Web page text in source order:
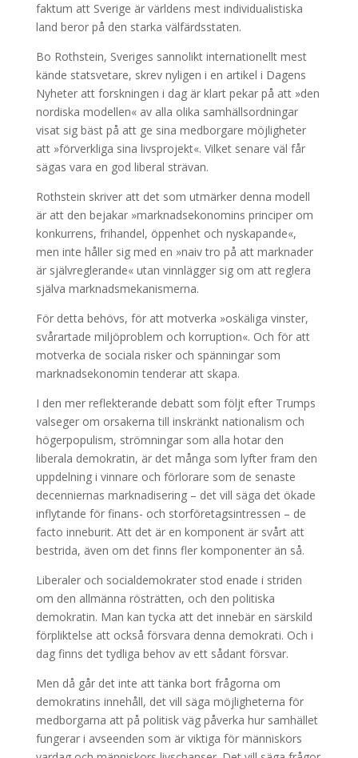
faktum att Sverige är världens mest individualistiska
land beror på den starka välfärdsstaten.
Bo Rothstein, Sveriges sannolikt internationellt mest
kände statsvetare, skrev nyligen i en artikel i Dagens
Nyheter att forskningen i dag är klart pekar på att »den
nordiska modellen« av alla olika samhällsordningar
visat sig bäst på att ge sina medborgare möjligheter
att »förverkliga sina livsprojekt«. Vilket senare väl får
sägas vara en god liberal strävan.
Rothstein skriver att det som utmärker denna modell
är att den bejakar »marknadsekonomins principer om
konkurrens, frihandel, öppenhet och nyskapande«,
men inte håller sig med en »naiv tro på att marknader
är självreglerande« utan vinnlägger sig om att reglera
själva marknadsmekanismerna.
För detta behövs, för att motverka »oskäliga vinster,
svårartade miljöproblem och korruption«. Och för att
motverka de sociala risker och spänningar som
marknadsekonomin tenderar att skapa.
I den mer reflekterande debatt som följt efter Trumps
valseger om orsakerna till inskränkt nationalism och
högerpopulism, strömningar som alla hotar den
liberala demokratin, är det många som lyfter fram den
uppdelning i vinnare och förlorare som de senaste
decenniernas marknadisering – det vill säga det ökade
inflytande för finans- och storföretagsintressen – de
facto inneburit. Att det är en komponent är svårt att
bestrida, även om det finns fler komponenter än så.
Liberaler och socialdemokrater stod enade i striden
om den allmänna rösträtten, och den politiska
demokratin. Man kan tycka att det innebär en särskild
förpliktelse att också försvara denna demokrati. Och i
dag finns det tydliga behov av ett sådant försvar.
Men då går det inte att tänka bort frågorna om
demokratins innehåll, det vill säga möjligheterna för
medborgarna att på politisk väg påverka hur samhället
fungerar i avseenden som är viktiga för människors